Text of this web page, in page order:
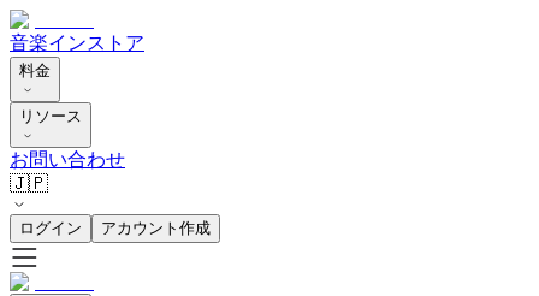
音楽インストア
料金
リソース
お問い合わせ
🇯🇵
ログイン アカウント作成